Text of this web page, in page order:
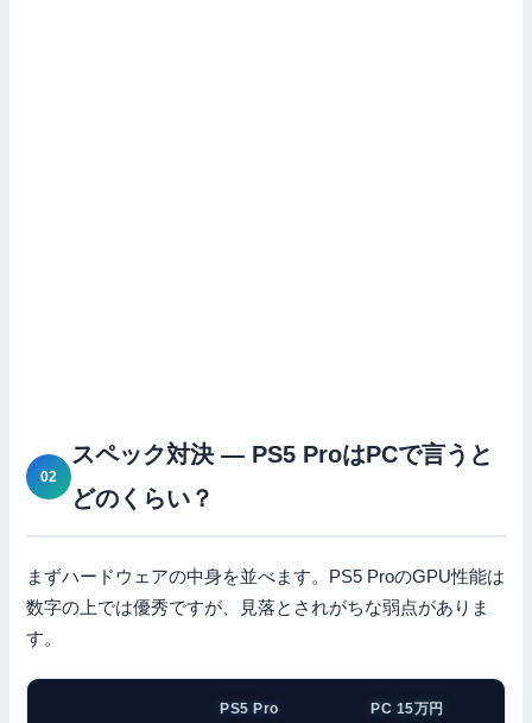
スペック対決 — PS5 ProはPCで言うと
どのくらい？
まずハードウェアの中身を並べます。PS5 ProのGPU性能は
数字の上では優秀ですが、見落とされがちな弱点がありま
す。
PS5 Pro PC 15万円